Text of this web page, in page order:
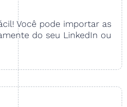
Você pode importar as
do seu LinkedIn ou